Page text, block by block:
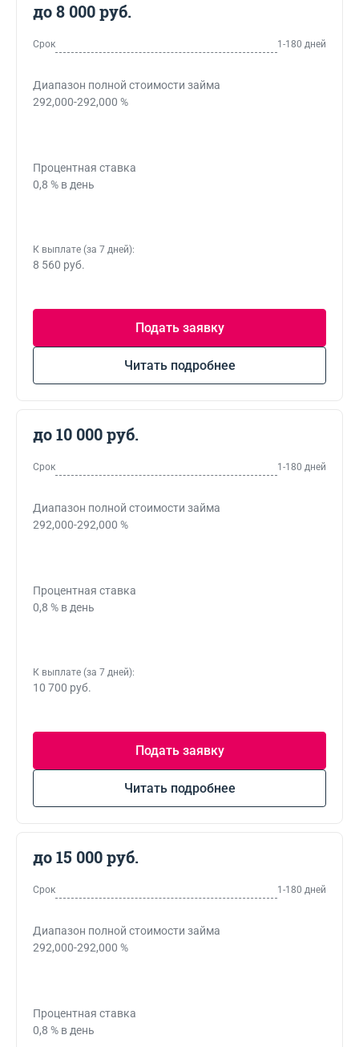
до 8 000 руб.
Срок 1-180 дней
Диапазон полной стоимости займа
292,000-292,000 %
Процентная ставка
0,8 % в день
К выплате (за 7 дней):
8 560 руб.
Подать заявку
Читать подробнее
до 10 000 руб.
Срок 1-180 дней
Диапазон полной стоимости займа
292,000-292,000 %
Процентная ставка
0,8 % в день
К выплате (за 7 дней):
10 700 руб.
Подать заявку
Читать подробнее
до 15 000 руб.
Срок 1-180 дней
Диапазон полной стоимости займа
292,000-292,000 %
Процентная ставка
0,8 % в день